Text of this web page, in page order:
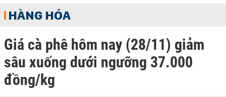
HÀNG HÓA
Giá cà phê hôm nay (28/11) giảm
sâu xuống dưới ngưỡng 37.000
đồng/kg